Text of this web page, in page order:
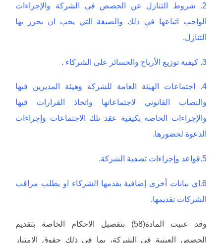
2. شروط التنازل عن الحصص في الشركة والإجراءات
الواجب اتباعها في ذلك والصيغة التي يجب ان يحرر بها
التنازل.
3. كيفية توزيع الأرباح والخسائر على الشركاء .
4. اجتماعات الهيئة العامة للشركة وهيئة المديرين فيها
والنصاب القانوني لاجتماعاتها واتخاذ القرارات فيها
والإجراءات الخاصة بكيفية عقد تلك الاجتماعات وإجراءات
الدعوة لحضورها.
5.قواعد وإجراءات تصفية الشركة.
6.اي بيانات أخرى إضافية يقدمها الشركاء او يطلب مراقب
الشركات تقديمها.
وقد عنيت المادة(58) بتفصيل الاحكام الخاصة بتقديم
الحصص العينية في الشركة، بما في ذلك حقوق الامتياز